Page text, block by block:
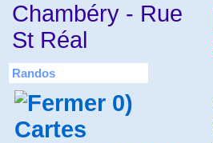
Chambéry - Rue
St Réal
Randos
0)
Cartes